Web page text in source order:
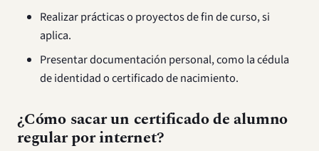
Realizar prácticas o proyectos de fin de curso, si
aplica.
Presentar documentación personal, como la cédula
de identidad o certificado de nacimiento.
¿Cómo sacar un certificado de alumno
regular por internet?